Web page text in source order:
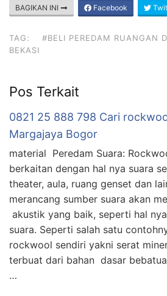
BAGIKAN INI Facebook
TAG:
#BELI PEREDAM RUANGAN
BEKASI
Pos Terkait
0821 25 888 798 Cari
Margajaya Bogor
material Peredam Suara:
berkaitan dengan hal nya suara
theater, aula, ruang genset dan
merancang sumber suara akan
akustik yang baik, seperti hal
suara. Seperti salah satu
rockwool sendiri yakni serat
terbuat dari bahan dasar
…